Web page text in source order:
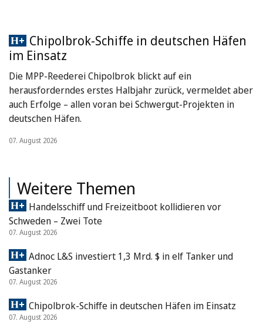
Chipolbrok-Schiffe in deutschen Häfen
im Einsatz
Die MPP-Reederei Chipolbrok blickt auf ein
herausforderndes erstes Halbjahr zurück, vermeldet aber
auch Erfolge – allen voran bei Schwergut-Projekten in
deutschen Häfen.
07. August 2026
Weitere Themen
Handelsschiff und Freizeitboot kollidieren vor
Schweden – Zwei Tote
07. August 2026
Adnoc L&S investiert 1,3 Mrd. $ in elf Tanker und
Gastanker
07. August 2026
Chipolbrok-Schiffe in deutschen Häfen im Einsatz
07. August 2026